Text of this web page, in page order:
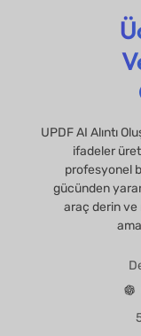
UPDF AI Alıntı
ifadeler
profesyonel
gücünden
araç derin ve